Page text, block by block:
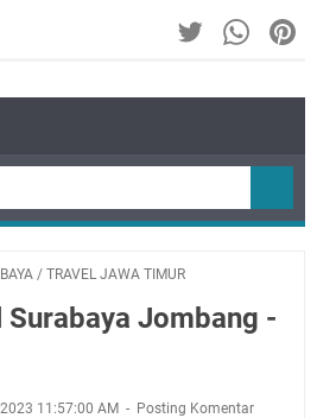
/ TRAVEL JAWA TIMUR
Surabaya Jombang -
11:57:00 AM Posting Komentar